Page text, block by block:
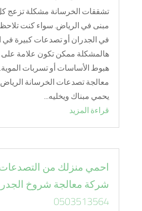
تشققات الخرسانة مشكلة تزعج
مبنى في الرياض. سواء كنت
في الجدران أو تصدعات كبيرة في
هالمشكلة ممكن تكون علامة على
هبوط الأساسات أو تسربات الموية.
معالجة تصدعات الخرسانة
يحمي مبناك ويخليه...
قراءة المزيد
احمي منزلك من
شركة معالجة شروخ
0503513564